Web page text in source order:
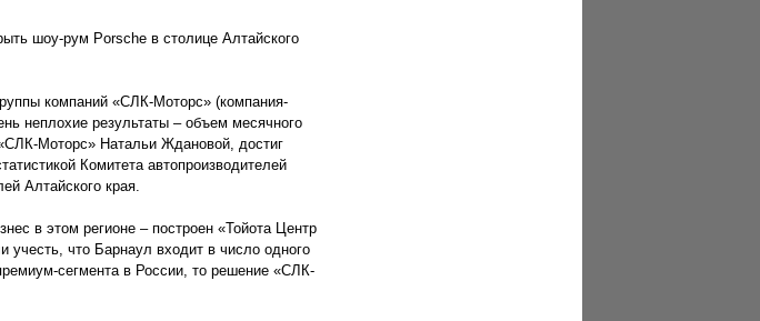
шоу-рум Porsche в столице Алтайского
компаний «СЛК-Моторс» (компания-
неплохие результаты – объем месячного
Моторс» Натальи Ждановой, достиг
Комитета автопроизводителей
Алтайского края.
в этом регионе – построен «Тойота Центр
учесть, что Барнаул входит в число одного
сегмента в России, то решение «СЛК-